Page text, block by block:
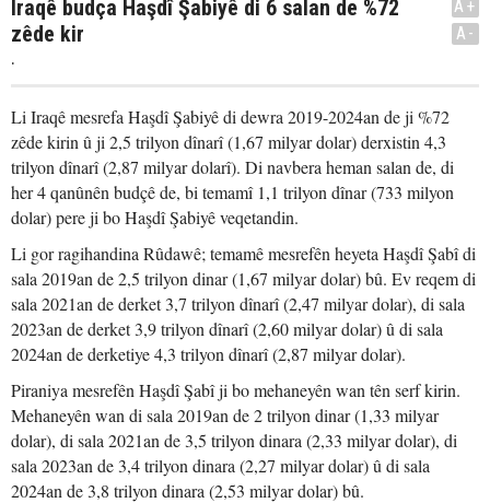
Iraqê budça Haşdî Şabiyê di 6 salan de %72
zêde kir
.
A+
A-
Li Iraqê mesrefa Haşdî Şabiyê di dewra 2019-2024an de ji %72
zêde kirin û ji 2,5 trilyon dînarî (1,67 milyar dolar) derxistin 4,3
trilyon dînarî (2,87 milyar dolarî). Di navbera heman salan de, di
her 4 qanûnên budçê de, bi temamî 1,1 trilyon dînar (733 milyon
dolar) pere ji bo Haşdî Şabiyê veqetandin.
Li gor ragihandina Rûdawê; temamê mesrefên heyeta Haşdî Şabî di
sala 2019an de 2,5 trilyon dinar (1,67 milyar dolar) bû. Ev reqem di
sala 2021an de derket 3,7 trilyon dînarî (2,47 milyar dolar), di sala
2023an de derket 3,9 trilyon dînarî (2,60 milyar dolar) û di sala
2024an de derketiye 4,3 trilyon dînarî (2,87 milyar dolar).
Piraniya mesrefên Haşdî Şabî ji bo mehaneyên wan tên serf kirin.
Mehaneyên wan di sala 2019an de 2 trilyon dinar (1,33 milyar
dolar), di sala 2021an de 3,5 trilyon dinara (2,33 milyar dolar), di
sala 2023an de 3,4 trilyon dinara (2,27 milyar dolar) û di sala
2024an de 3,8 trilyon dinara (2,53 milyar dolar) bû.